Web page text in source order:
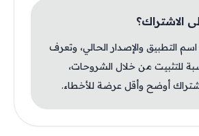
الاشتراك؟
التطبيق والإصدار الحالي، وتعرف
للتثبيت من خلال الشروحات،
أوضح وأقل عرضة للأخطاء.